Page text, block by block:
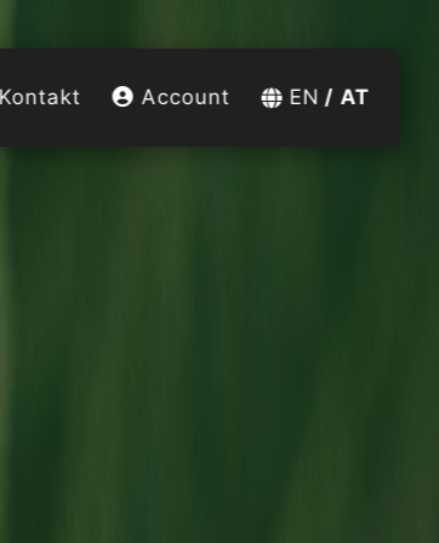
Kontakt Account EN AT